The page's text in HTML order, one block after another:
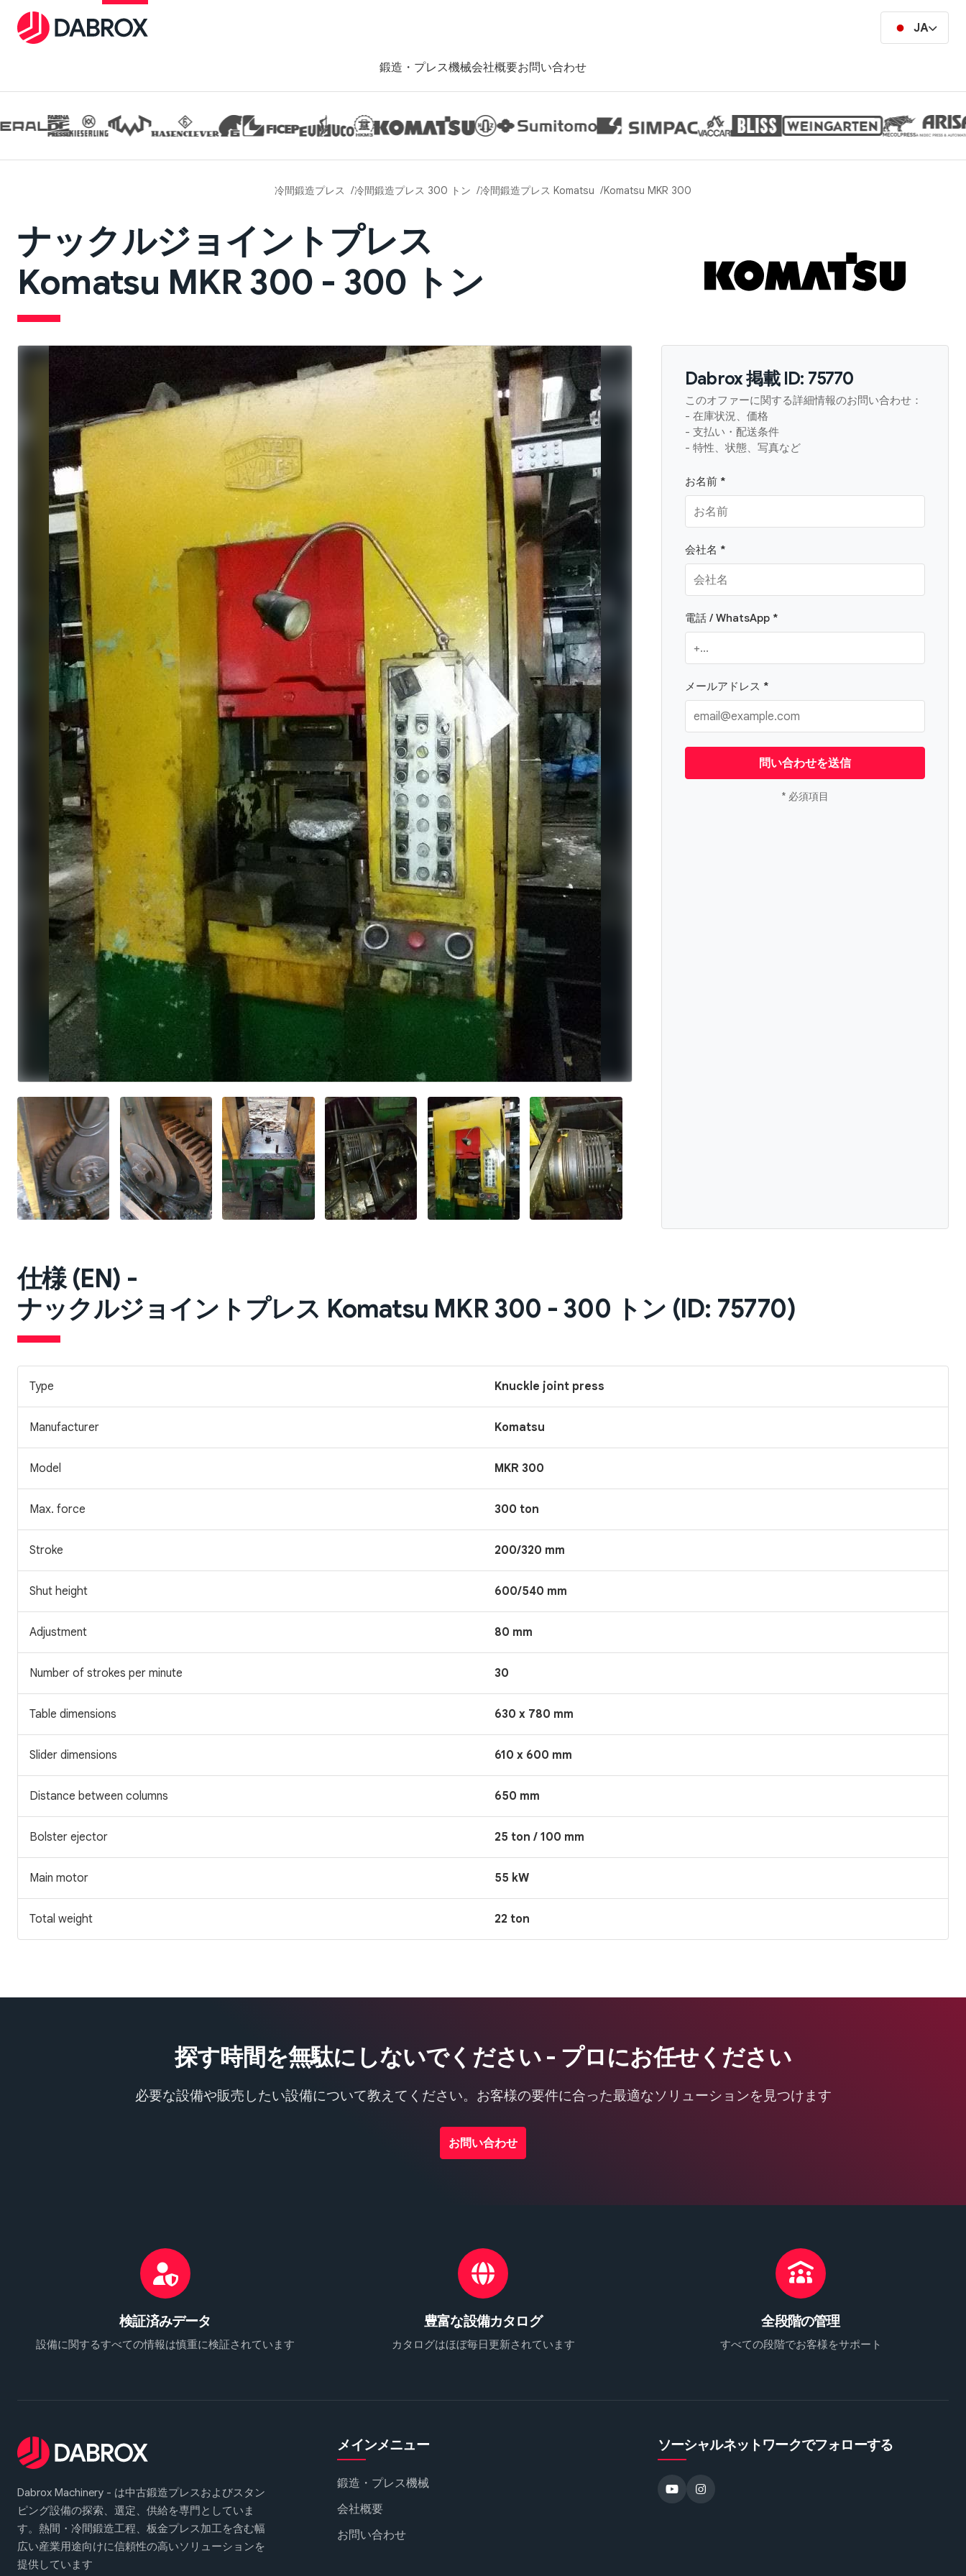
JA
鍛造・プレス機械会社概要お問い合わせ
冷間鍛造プレス 冷間鍛造プレス 300 トン 冷間鍛造プレス Komatsu Komatsu MKR 300
ナックルジョイントプレス
Komatsu MKR 300 - 300 トン
Dabrox 掲載 ID: 75770
このオファーに関する詳細情報のお問い合わせ：
- 在庫状況、価格
- 支払い・配送条件
- 特性、状態、写真など
お名前 *
会社名 *
電話 / WhatsApp *
メールアドレス *
問い合わせを送信
* 必須項目
仕様 (EN) -
ナックルジョイントプレス Komatsu MKR 300 - 300 トン (ID: 75770)
Type Knuckle joint press
Manufacturer Komatsu
Model MKR 300
Max. force 300 ton
Stroke 200/320 mm
Shut height 600/540 mm
Adjustment 80 mm
Number of strokes per minute 30
Table dimensions 630 x 780 mm
Slider dimensions 610 x 600 mm
Distance between columns 650 mm
Bolster ejector 25 ton / 100 mm
Main motor 55 kW
Total weight 22 ton
探す時間を無駄にしないでください - プロにお任せください
必要な設備や販売したい設備について教えてください。お客様の要件に合った最適なソリューションを見つけます
お問い合わせ
検証済みデータ
設備に関するすべての情報は慎重に検証されています
豊富な設備カタログ
カタログはほぼ毎日更新されています
全段階の管理
すべての段階でお客様をサポート
Dabrox Machinery - は中古鍛造プレスおよびスタン
ピング設備の探索、選定、供給を専門としていま
す。熱間・冷間鍛造工程、板金プレス加工を含む幅
広い産業用途向けに信頼性の高いソリューションを
提供しています
メインメニュー
鍛造・プレス機械
会社概要
お問い合わせ
ソーシャルネットワークでフォローする